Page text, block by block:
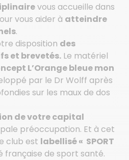
vous accueille dans
vous aider à atteindre
.
disposition des
et brevetés. Le matériel
L’Orange bleue mon
par le Dr Wolff après
sur les maux de dos
de votre capital
préoccupation. Et à cet
club est labellisé « SPORT
française de sport santé.